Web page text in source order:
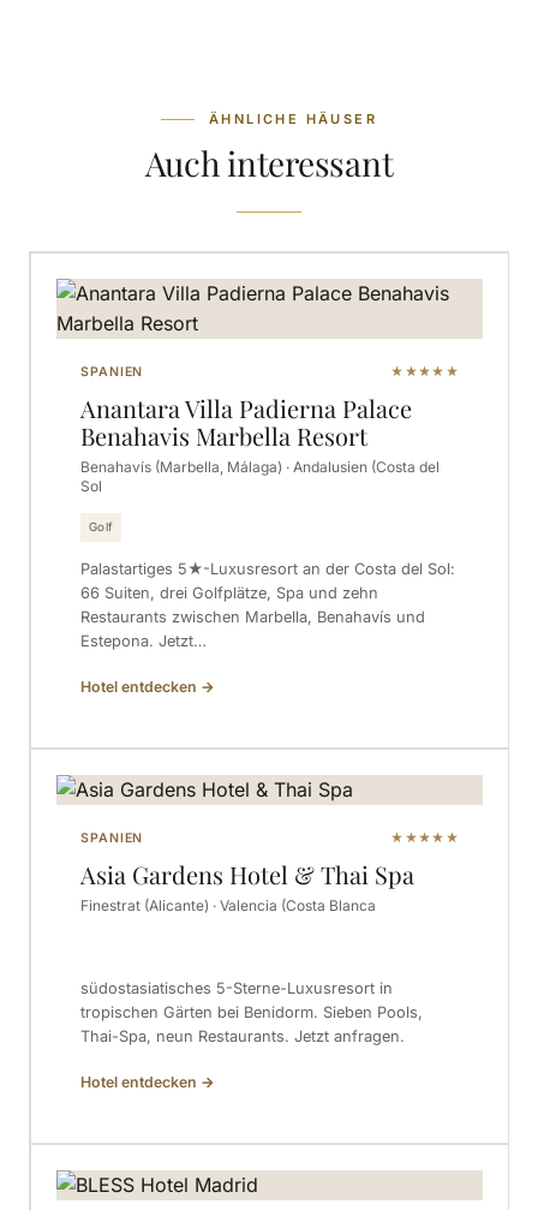
ÄHNLICHE HÄUSER
Auch interessant
SPANIEN ★★★★★
Anantara Villa Padierna Palace
Benahavis Marbella Resort
Benahavís (Marbella, Málaga) · Andalusien (Costa del
Sol
Golf
Palastartiges 5★-Luxusresort an der Costa del Sol:
66 Suiten, drei Golfplätze, Spa und zehn
Restaurants zwischen Marbella, Benahavís und
Estepona. Jetzt…
Hotel entdecken →
SPANIEN ★★★★★
Asia Gardens Hotel & Thai Spa
Finestrat (Alicante) · Valencia (Costa Blanca
südostasiatisches 5-Sterne-Luxusresort in
tropischen Gärten bei Benidorm. Sieben Pools,
Thai-Spa, neun Restaurants. Jetzt anfragen.
Hotel entdecken →